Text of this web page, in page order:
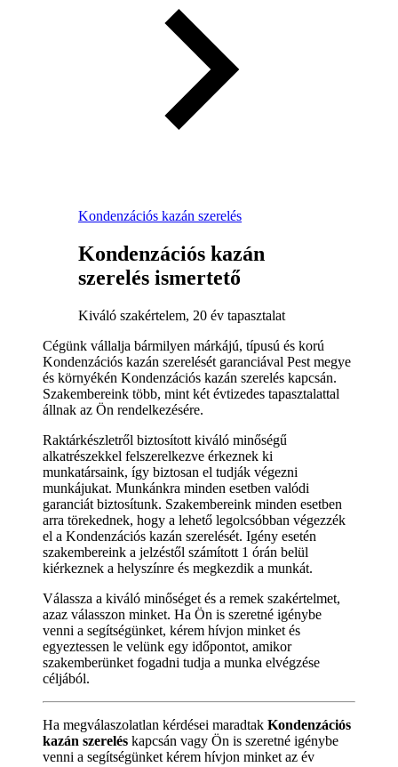
Kondenzációs kazán szerelés
Kondenzációs kazán
szerelés ismertető
Kiváló szakértelem, 20 év tapasztalat
Cégünk vállalja bármilyen márkájú, típusú és korú
Kondenzációs kazán szerelését garanciával Pest megye
és környékén Kondenzációs kazán szerelés kapcsán.
Szakembereink több, mint két évtizedes tapasztalattal
állnak az Ön rendelkezésére.
Raktárkészletről biztosított kiváló minőségű
alkatrészekkel felszerelkezve érkeznek ki
munkatársaink, így biztosan el tudják végezni
munkájukat. Munkánkra minden esetben valódi
garanciát biztosítunk. Szakembereink minden esetben
arra törekednek, hogy a lehető legolcsóbban végezzék
el a Kondenzációs kazán szerelését. Igény esetén
szakembereink a jelzéstől számított 1 órán belül
kiérkeznek a helyszínre és megkezdik a munkát.
Válassza a kiváló minőséget és a remek szakértelmet,
azaz válasszon minket. Ha Ön is szeretné igénybe
venni a segítségünket, kérem hívjon minket és
egyeztessen le velünk egy időpontot, amikor
szakemberünket fogadni tudja a munka elvégzése
céljából.
Ha megválaszolatlan kérdései maradtak Kondenzációs
kazán szerelés kapcsán vagy Ön is szeretné igénybe
venni a segítségünket kérem hívjon minket az év